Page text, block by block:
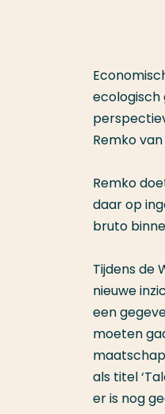
ecologisch
Remko
Remko
daar op
bruto
Tijdens de
nieuwe
een
moeten
als titel
er is nog